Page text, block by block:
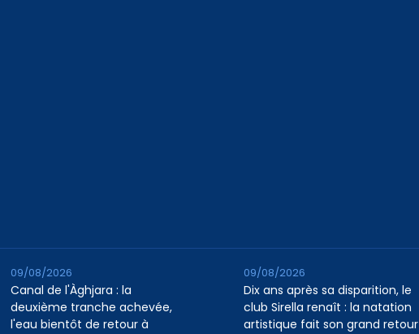
Canal de l'Àghjara : la
deuxième tranche achevée,
l'eau bientôt de retour à
09/08/2026
Dix ans après sa disparition, le
club Sirella renaît : la natation
artistique fait son grand retour
09/08/2026